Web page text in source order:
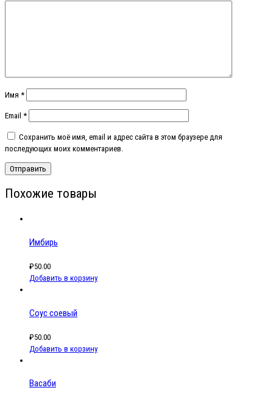
Имя *
Email *
Сохранить моё имя, email и адрес сайта в этом браузере для
последующих моих комментариев.
Похожие товары
Имбирь
₽50.00
Добавить в корзину
Соус соевый
₽50.00
Добавить в корзину
Васаби